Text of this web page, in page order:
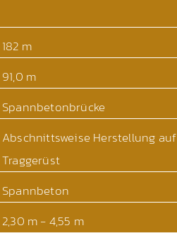
182 m
91,0 m
Spannbetonbrücke
Abschnittsweise Herstellung auf
Traggerüst
Spannbeton
2,30 m - 4,55 m